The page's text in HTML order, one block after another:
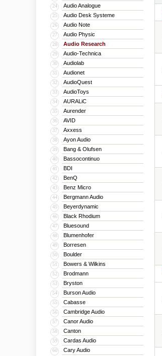
24 Audio Analogue
25 Audio Desk Systeme
26 Audio Note
27 Audio Physic
28 Audio Research
29 Audio-Technica
30 Audiolab
31 Audionet
32 AudioQuest
33 AudioToys
34 AURALiC
35 Aurender
36 AVID
37 Axxess
38 Ayon Audio
39 Bang & Olufsen
40 Bassocontinuo
41 BDI
42 BenQ
43 Benz Micro
44 Bergmann Audio
45 Beyerdynamic
46 Black Rhodium
47 Bluesound
48 Blumenhofer
49 Borresen
50 Boulder
51 Bowers & Wilkins
52 Brodmann
53 Bryston
54 Burson Audio
55 Cabasse
56 Cambridge Audio
57 Canor Audio
58 Canton
59 Cardas Audio
60 Cary Audio